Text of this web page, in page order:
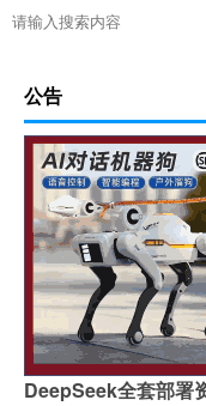
公告
DeepSeek全套部署